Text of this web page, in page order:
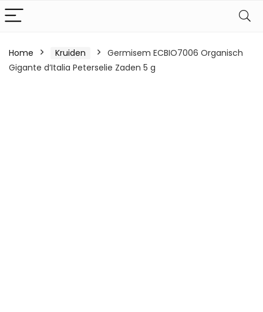
Home Kruiden
Germisem ECBIO7006 Organisch
Gigante d’Italia Peterselie Zaden 5 g